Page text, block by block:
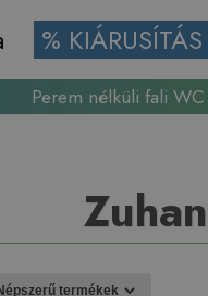
%
Perem nélküli fali WC